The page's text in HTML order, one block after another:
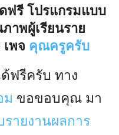
ฟรี โปรแกรมแบบ
าพผู้เรียนราย
พจ คุณครูครับ
ฟรีครับ ทาง
ม ขอขอบคุณ มา
รายงานผลการ